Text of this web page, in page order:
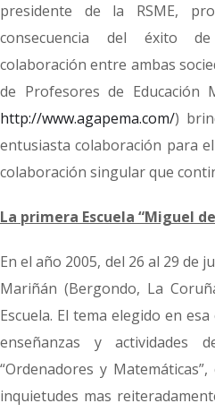
presidente de la RSME,
consecuencia del éxito
colaboración entre ambas
de Profesores de Educación
http://www.agapema.com/)
entusiasta colaboración para
colaboración singular que
La primera Escuela “Miguel
En el año 2005, del 26 al 29 de
Mariñán (Bergondo, La
Escuela. El tema elegido en
enseñanzas y
“Ordenadores y
inquietudes mas